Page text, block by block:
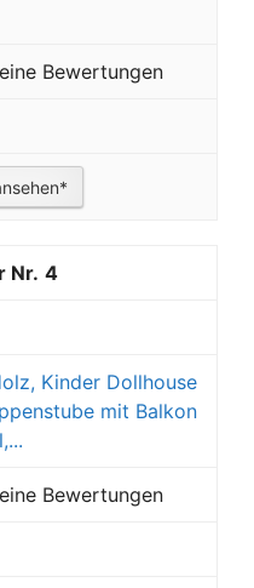
Bewertungen
4
Kinder Dollhouse
mit Balkon
Bewertungen